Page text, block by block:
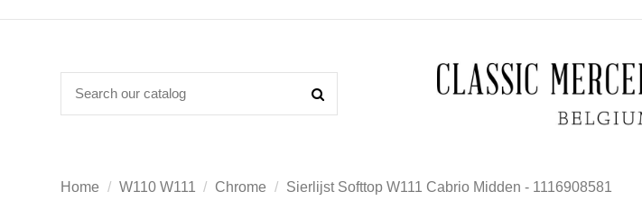
Home W110 W111 Chrome Sierlijst Softtop W111 Cabrio Midden - 1116908581